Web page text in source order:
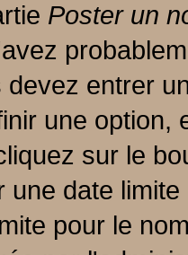
Poster un
devez entrer
une option,
sur le
une date
pour le